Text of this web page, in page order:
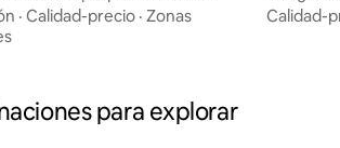
· Calidad-precio · Zonas
Wickham
Calidad-
para explorar